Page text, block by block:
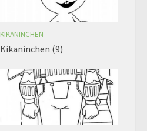
KIKANINCHEN
Kikaninchen (9)